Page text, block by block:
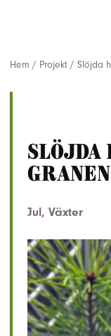
Hem / Projekt / Slöjda
granen
Jul, Växter